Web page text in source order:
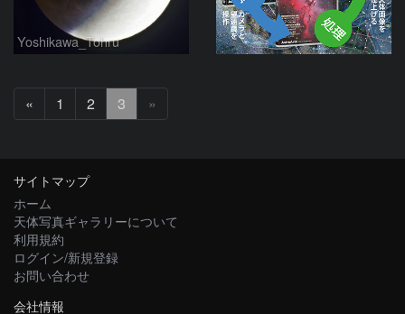
Yoshikawa_Tohru
«
へ
1 2 3 »
サイトマップ
ホーム
天体写真ギャラリーについて
利用規約
ログイン/新規登録
お問い合わせ
会社情報